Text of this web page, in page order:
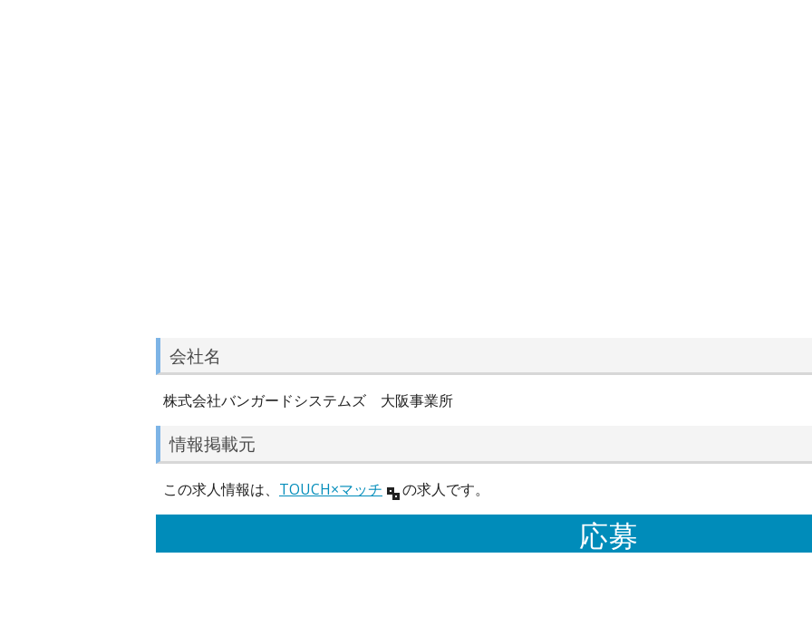
会社名
株式会社バンガードシステムズ 大阪事業所
情報掲載元
この求人情報は、 TOUCH×マッチ の求人です。
応募